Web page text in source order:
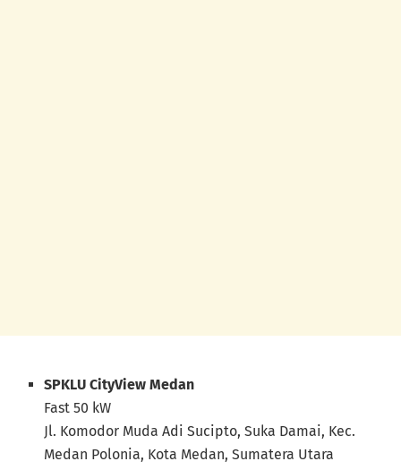
SPKLU CityView Medan
Fast 50 kW
Jl. Komodor Muda Adi Sucipto, Suka Damai, Kec.
Medan Polonia, Kota Medan, Sumatera Utara